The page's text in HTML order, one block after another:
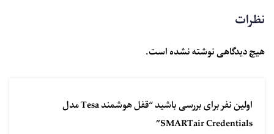
نظرات
هیچ دیدگاهی نوشته نشده است.
اولین نفر برای بررسی باشید “قفل هوشمند Tesa مدل
SMARTair Credentials”